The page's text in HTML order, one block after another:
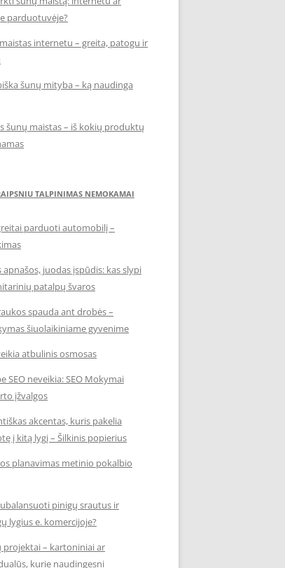
parduotuvėje?
internetu – greita, patogu ir
šunų mityba – ką naudinga
šunų maistas – iš kokių produktų
TALPINIMAS NEMOKAMAI
parduoti automobilį –
apnašos, juodas įspūdis: kas slypi
patalpų švaros
spauda ant drobės –
šiuolaikiniame gyvenime
atbulinis osmosas
SEO neveikia: SEO Mokymai
įžvalgos
akcentas, kuris pakelia
į kitą lygį – Šilkinis popierius
planavimas metinio pokalbio
pinigų srautus ir
lygius e. komercijoje?
projektai – kartoniniai ar
kurie naudingesni